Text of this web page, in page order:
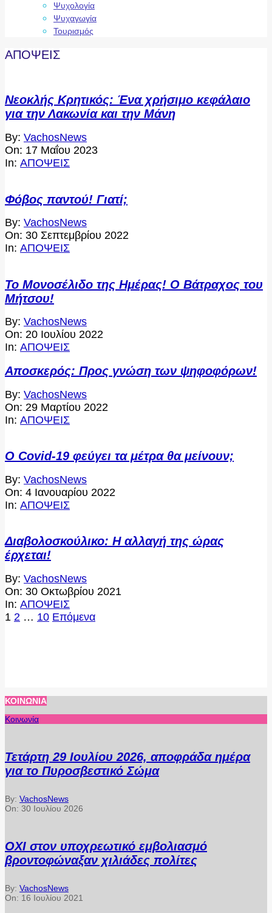
Ψυχολογία
Ψυχαγωγία
Τουρισμός
ΑΠΟΨΕΙΣ
Νεοκλής Κρητικός: Ένα χρήσιμο κεφάλαιο
για την Λακωνία και την Μάνη
2023-
05-
17
By: VachosNews
On: 17 Μαΐου 2023
In: ΑΠΟΨΕΙΣ
Φόβος παντού! Γιατί;
2022-
09-
30
By: VachosNews
On: 30 Σεπτεμβρίου 2022
In: ΑΠΟΨΕΙΣ
Το Μονοσέλιδο της Ημέρας! Ο Βάτραχος του
Μήτσου!
2022-
07-
20
By: VachosNews
On: 20 Ιουλίου 2022
In: ΑΠΟΨΕΙΣ
Αποσκερός: Προς γνώση των ψηφοφόρων!
2022-
03-
29
By: VachosNews
On: 29 Μαρτίου 2022
In: ΑΠΟΨΕΙΣ
Ο Covid-19 φεύγει τα μέτρα θα μείνουν;
2022-
01-
04
By: VachosNews
On: 4 Ιανουαρίου 2022
In: ΑΠΟΨΕΙΣ
Διαβολοσκούλικο: Η αλλαγή της ώρας
έρχεται!
2021-
10-
30
By: VachosNews
On: 30 Οκτωβρίου 2021
In: ΑΠΟΨΕΙΣ
Σελιδοποίηση
1 2 … 10 Επόμενα
ΚΟΙΝΩΝΊΑ
Κοινωνία
Τετάρτη 29 Ιουλίου 2026, αποφράδα ημέρα
για το Πυροσβεστικό Σώμα
By: VachosNews
On: 30 Ιουλίου 2026
ΟΧΙ στον υποχρεωτικό εμβολιασμό
βροντοφώναξαν χιλιάδες πολίτες
By: VachosNews
On: 16 Ιουλίου 2021